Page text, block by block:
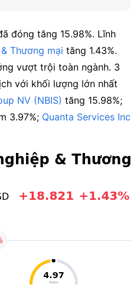
đóng tăng 15.98%. Lĩnh
Thương mại tăng 1.43%.
vượt trội toàn ngành. 3
với khối lượng lớn nhất
NV (NBIS)
3.97%; Quanta Services Inc